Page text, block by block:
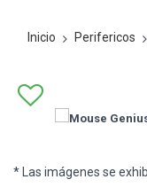
Inicio Perifericos
* Las imágenes se